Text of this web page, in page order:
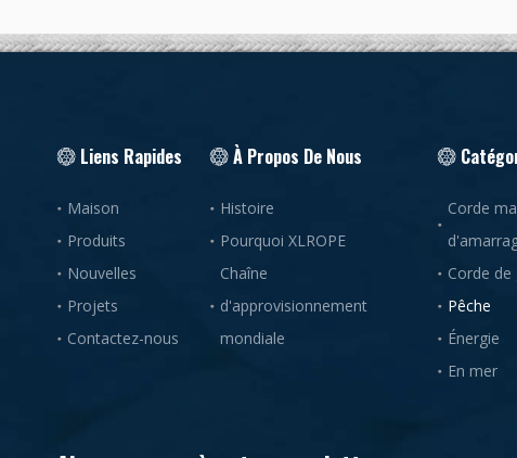
Liens Rapides
Maison
Produits
Nouvelles
Projets
Contactez-nous
À Propos De Nous
Histoire
Pourquoi XLROPE
Chaîne
d'approvisionnement
mondiale
Corde
Corde de
Pêche
Énergie
En mer